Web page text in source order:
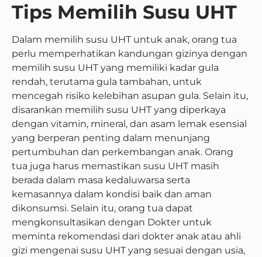
Tips Memilih Susu UHT
Dalam memilih susu UHT untuk anak, orang tua
perlu memperhatikan kandungan gizinya dengan
memilih susu UHT yang memiliki kadar gula
rendah, terutama gula tambahan, untuk
mencegah risiko kelebihan asupan gula. Selain itu,
disarankan memilih susu UHT yang diperkaya
dengan vitamin, mineral, dan asam lemak esensial
yang berperan penting dalam menunjang
pertumbuhan dan perkembangan anak. Orang
tua juga harus memastikan susu UHT masih
berada dalam masa kedaluwarsa serta
kemasannya dalam kondisi baik dan aman
dikonsumsi. Selain itu, orang tua dapat
mengkonsultasikan dengan Dokter untuk
meminta rekomendasi dari dokter anak atau ahli
gizi mengenai susu UHT yang sesuai dengan usia,